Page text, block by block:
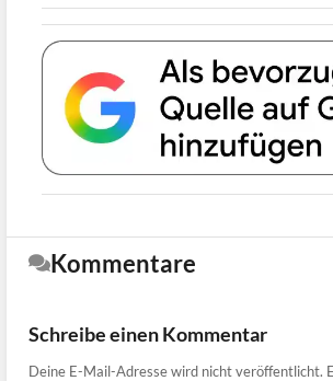
Kommentare
Schreibe einen Kommentar
Deine E-Mail-Adresse wird nicht veröffentlicht.